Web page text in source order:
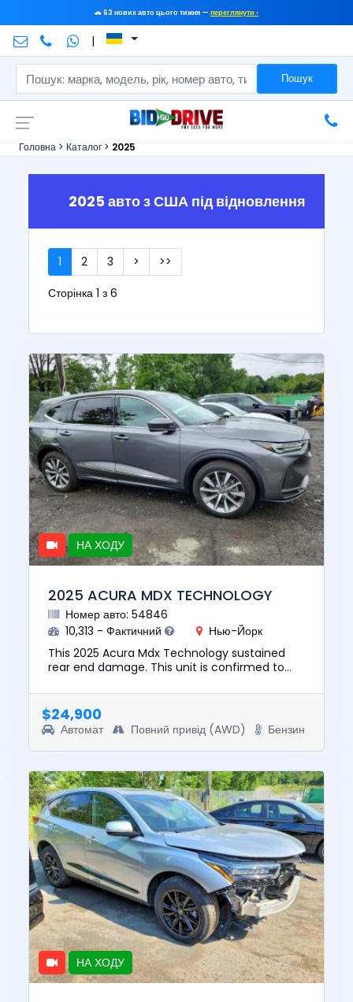
🚗 63 нових авто цього тижня — переглянути ›
|
Пошук
Головна > Каталог > 2025
2025 авто з США під відновлення
1 2 3 >
>>
Сторінка 1 з 6
НА ХОДУ
2025 ACURA MDX TECHNOLOGY
Номер авто: 54846
10,313 - Фактичний
Нью-Йорк
This 2025 Acura Mdx Technology sustained
rear end damage. This unit is confirmed to
vehicle was $50817. Thi...
$24,900
Автомат Повний привід (AWD) Бензин
НА ХОДУ